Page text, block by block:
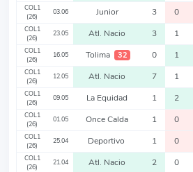
COL1
(26)
03.06 Junior 3 0
COL1
(26)
23.05 Atl. Nacio 3 1
COL1
(26)
16.05 Tolima 32 0 1
COL1
(26)
12.05 Atl. Nacio 7 1
COL1
(26)
09.05 La Equidad 1 2
COL1
(26)
01.05 Once Calda 1 0
COL1
(26)
25.04 Deportivo 1 0
COL1
(26)
21.04 Atl. Nacio 2 0